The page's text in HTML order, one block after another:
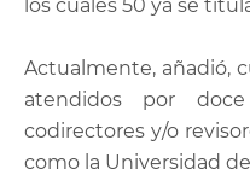
los cuales 50 ya se
Actualmente, añadió,
atendidos por
codirectores y/o
como la Universidad